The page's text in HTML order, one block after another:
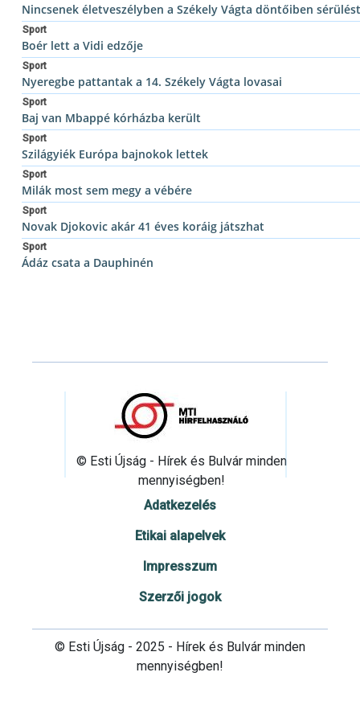
Nincsenek életveszélyben a Székely Vágta döntőiben
Sport
Boér lett a Vidi edzője
Sport
Nyeregbe pattantak a 14. Székely Vágta lovasai
Sport
Baj van Mbappé kórházba került
Sport
Szilágyiék Európa bajnokok lettek
Sport
Milák most sem megy a vébére
Sport
Novak Djokovic akár 41 éves koráig játszhat
Sport
Ádáz csata a Dauphinén
© Esti Újság - Hírek és Bulvár minden
mennyiségben!
Adatkezelés
Etikai alapelvek
Impresszum
Szerzői jogok
© Esti Újság - 2025 - Hírek és Bulvár minden
mennyiségben!